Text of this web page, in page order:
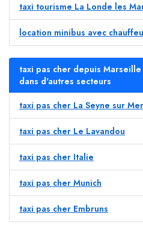
taxi tourisme La Londe les
location minibus avec
taxi pas cher depuis
dans d'autres secteurs
taxi pas cher La Seyne sur Mer
taxi pas cher Le Lavandou
taxi pas cher Italie
taxi pas cher Munich
taxi pas cher Embruns